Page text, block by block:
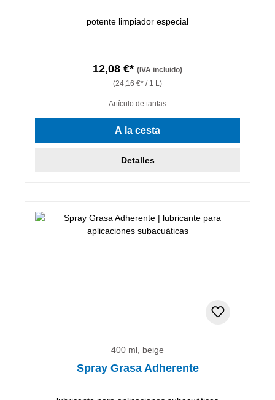
potente limpiador especial
12,08 €* (IVA incluido)
(24,16 €* / 1 L)
Artículo de tarifas
A la cesta
Detalles
400 ml, beige
Spray Grasa Adherente